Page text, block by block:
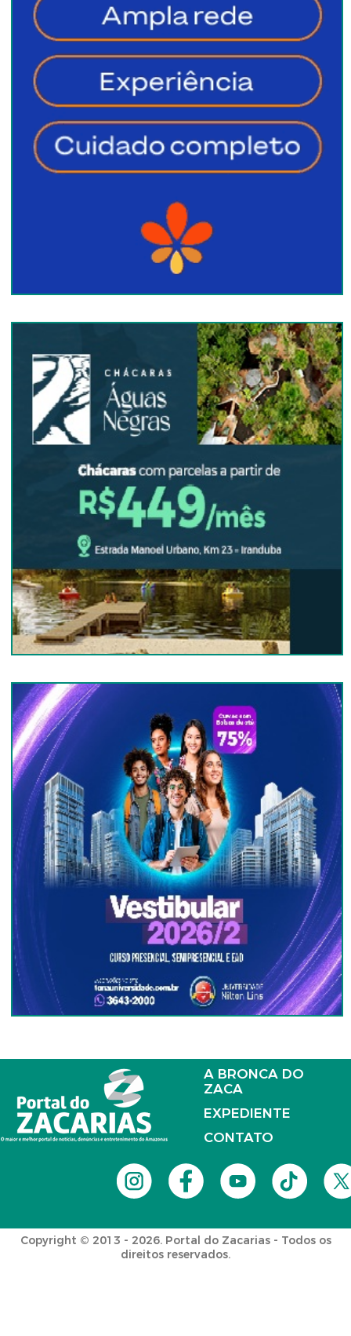
A BRONCA DO
ZACA
EXPEDIENTE
CONTATO
Copyright © 2013 - 2026. Portal do Zacarias - Todos os
direitos reservados.